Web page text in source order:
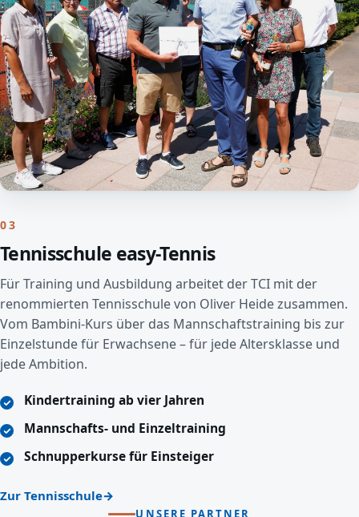
03
Tennisschule easy-Tennis
Für Training und Ausbildung arbeitet der TCI mit der
renommierten Tennisschule von Oliver Heide zusammen.
Vom Bambini-Kurs über das Mannschaftstraining bis zur
Einzelstunde für Erwachsene – für jede Altersklasse und
jede Ambition.
Kindertraining ab vier Jahren
Mannschafts- und Einzeltraining
Schnupperkurse für Einsteiger
Zur Tennisschule
UNSERE PARTNER